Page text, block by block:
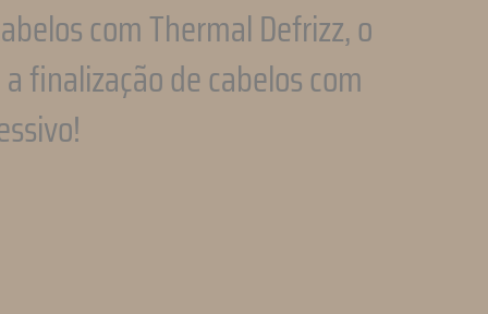
com Thermal Defrizz, o
finalização de cabelos com